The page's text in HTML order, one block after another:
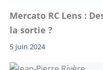
Mercato RC Lens :
la sortie ?
5 juin 2024